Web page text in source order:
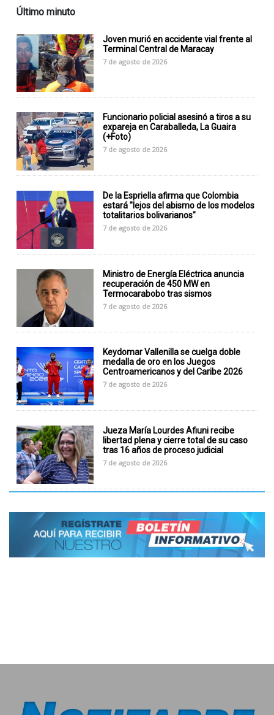
Último minuto
Joven murió en accidente vial frente al
Terminal Central de Maracay
7 de agosto de 2026
Funcionario policial asesinó a tiros a su
expareja en Caraballeda, La Guaira
(+Foto)
7 de agosto de 2026
De la Espriella afirma que Colombia
estará "lejos del abismo de los modelos
totalitarios bolivarianos"
7 de agosto de 2026
Ministro de Energía Eléctrica anuncia
recuperación de 450 MW en
Termocarabobo tras sismos
7 de agosto de 2026
Keydomar Vallenilla se cuelga doble
medalla de oro en los Juegos
Centroamericanos y del Caribe 2026
7 de agosto de 2026
Jueza María Lourdes Afiuni recibe
libertad plena y cierre total de su caso
tras 16 años de proceso judicial
7 de agosto de 2026